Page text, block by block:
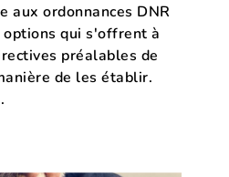
aux ordonnances DNR
options qui s'offrent à
préalables de
de les établir.